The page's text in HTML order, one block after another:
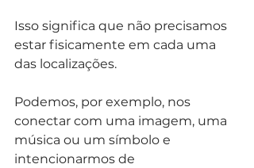
Isso significa que não precisamos
estar fisicamente em cada uma
das localizações.
Podemos, por exemplo, nos
conectar com uma imagem, uma
música ou um símbolo e
intencionarmos de